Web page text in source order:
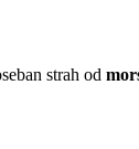
strah od